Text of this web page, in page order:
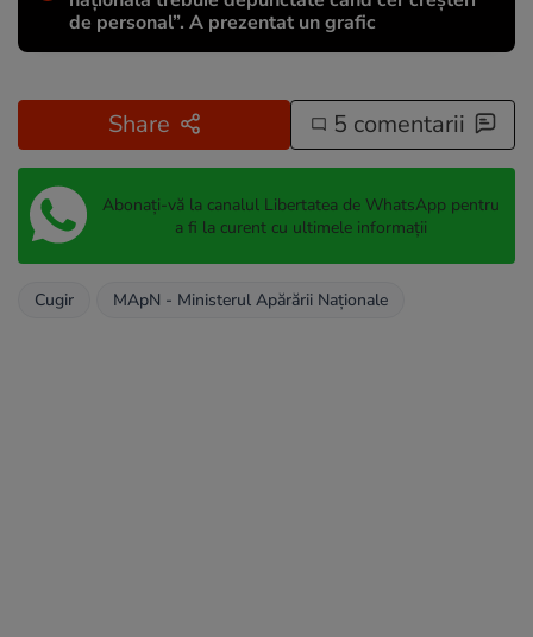
de personal”. A prezentat un grafic
Share 5 comentarii
Abonați-vă la canalul Libertatea de WhatsApp pentru
a fi la curent cu ultimele informații
Cugir MApN - Ministerul Apărării Naționale